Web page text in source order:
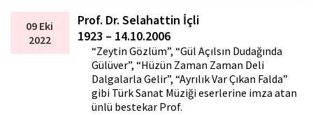
09 Eki
2022
Prof. Dr. Selahattin İçli
1923 – 14.10.2006
“Zeytin Gözlüm”, “Gül Açılsın Dudağında
Gülüver”, “Hüzün Zaman Zaman Deli
Dalgalarla Gelir”, “Ayrılık Var Çıkan Falda”
gibi Türk Sanat Müziği eserlerine imza atan
ünlü bestekar Prof.